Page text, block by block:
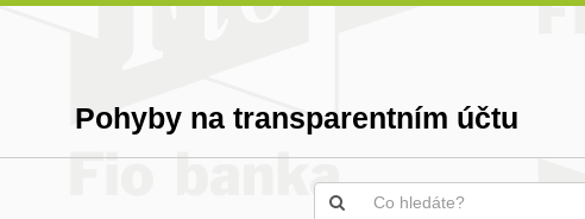
Pohyby na transparentním účtu